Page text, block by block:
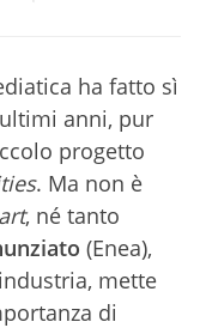
ha fatto sì
anni, pur
progetto
. Ma non è
, né tanto
(Enea),
mette
di